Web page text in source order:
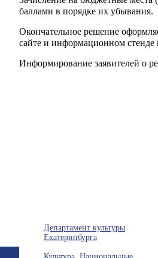
баллами в порядке их убывания.
Окончательное решение
сайте и информационном
Информирование заявителей о
Департамент культуры
Екатеринбурга